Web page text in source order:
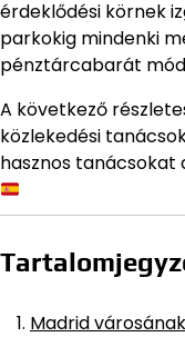
érdeklődési körnek
parkokig mindenki
pénztárcabarát
A következő
közlekedési
hasznos tanácsokat
Madrid